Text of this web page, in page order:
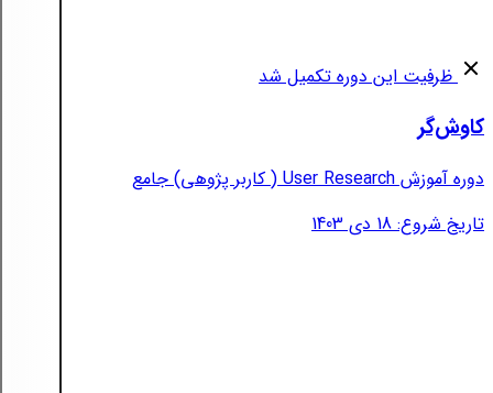
ظرفیت این دوره تکمیل شد
کاوش‌گر
دوره آموزش User Research ( کاربر پژوهی) جامع
تاریخ شروع: 18 دی 1403